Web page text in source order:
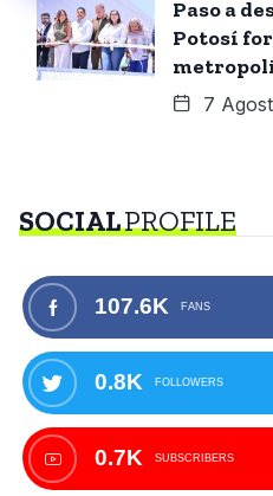
Paso a
Potosí
7
SOCIALPROFILE
107.6K FANS
0.8K FOLLOWERS
0.7K SUBSCRIBERS